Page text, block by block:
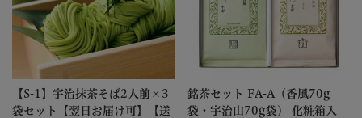
【S-1】宇治抹茶そば2人前×3
袋セット【翌日お届け可】【送
銘茶セット FA-A（香風70g
袋・宇治山70g袋） 化粧箱入